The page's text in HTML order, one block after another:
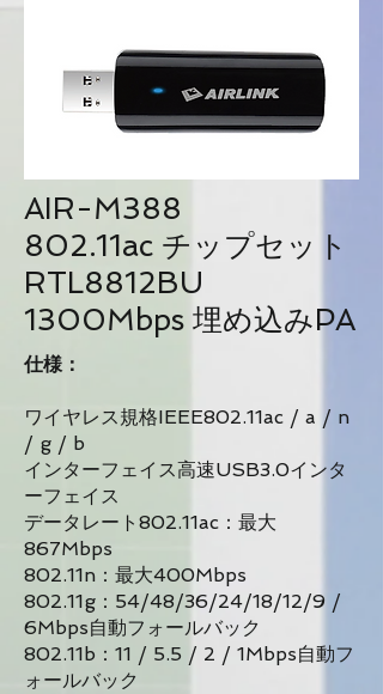
AIR-M388
802.11ac チップセット
RTL8812BU
1300Mbps 埋め込みPA
仕様：
ワイヤレス規格IEEE802.11ac / a / n
/ g / b
インターフェイス高速USB3.0インタ
ーフェイス
データレート802.11ac：最大
867Mbps
802.11n：最大400Mbps
802.11g：54/48/36/24/18/12/9 /
6Mbps自動フォールバック
802.11b：11 / 5.5 / 2 / 1Mbps自動フ
ォールバック